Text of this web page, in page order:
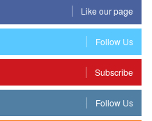
Like our page
Follow Us
Subscribe
Follow Us